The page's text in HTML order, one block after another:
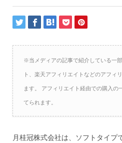
※当メディアの記事で紹介している一
ト、楽天アフィリエイトなどのアフィ
ます。 アフィリエイト経由での購入の
てられます。
月桂冠株式会社は、ソフトタイプ